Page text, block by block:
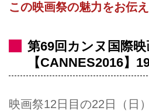
この映画祭の魅力をお伝え
第69回カンヌ国際映
【CANNES2016】
映画祭12日目の22日（日